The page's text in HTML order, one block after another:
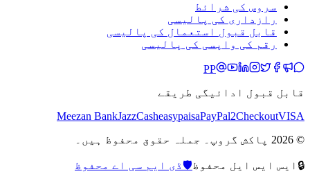
سروس کی شرائط
رازداری کی پالیسی
قابل قبول استعمال کی پالیسی
رقم کی واپسی کی پالیسی
PP
قابل قبول ادائیگی طریقے
Meezan BankJazzCasheasypaisaPayPal2CheckoutVISA
© 2026 پاکش گروپ۔ جملہ حقوق محفوظ ہیں۔
🔒 ایس ایس ایل محفوظ🛡️ڈی ایم سی اے محفوظ